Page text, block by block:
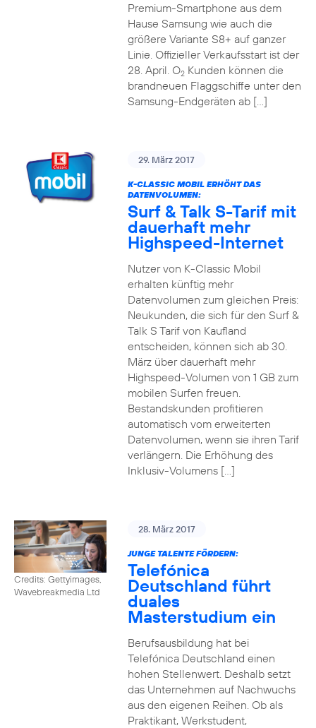
Premium-Smartphone aus dem
Hause Samsung wie auch die
größere Variante S8+ auf ganzer
Linie. Offizieller Verkaufsstart ist der
28. April. O2Kunden können die
brandneuen Flaggschiffe unter den
Samsung-Endgeräten ab […]
29. März 2017
K-CLASSIC MOBIL ERHÖHT DAS
DATENVOLUMEN:
Surf & Talk S-Tarif mit
dauerhaft mehr
Highspeed-Internet
Nutzer von K-Classic Mobil
erhalten künftig mehr
Datenvolumen zum gleichen Preis:
Neukunden, die sich für den Surf &
Talk S Tarif von Kaufland
entscheiden, können sich ab 30.
März über dauerhaft mehr
Highspeed-Volumen von 1 GB zum
mobilen Surfen freuen.
Bestandskunden profitieren
automatisch vom erweiterten
Datenvolumen, wenn sie ihren Tarif
verlängern. Die Erhöhung des
Inklusiv-Volumens […]
Credits: Gettyimages,
Wavebreakmedia Ltd
28. März 2017
JUNGE TALENTE FÖRDERN:
Telefónica
Deutschland führt
duales
Masterstudium ein
Berufsausbildung hat bei
Telefónica Deutschland einen
hohen Stellenwert. Deshalb setzt
das Unternehmen auf Nachwuchs
aus den eigenen Reihen. Ob als
Praktikant, Werkstudent,